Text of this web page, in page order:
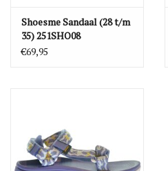
Shoesme Sandaal (28 t/m
35) 251SHO08
€69,95